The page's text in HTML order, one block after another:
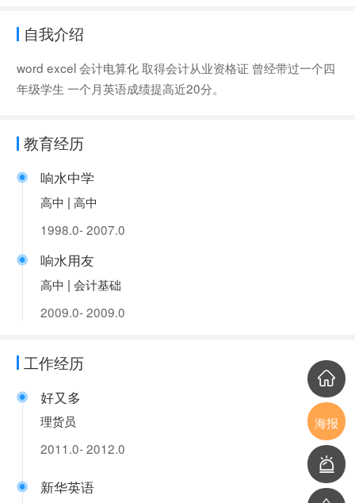
自我介绍
word excel 会计电算化 取得会计从业资格证 曾经带过一个四
年级学生 一个月英语成绩提高近20分。
教育经历
响水中学
高中 | 高中
1998.0- 2007.0
响水用友
高中 | 会计基础
2009.0- 2009.0
工作经历
好又多
理货员
2011.0- 2012.0
新华英语
海报